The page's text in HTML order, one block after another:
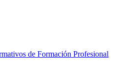
de Formación Profesional